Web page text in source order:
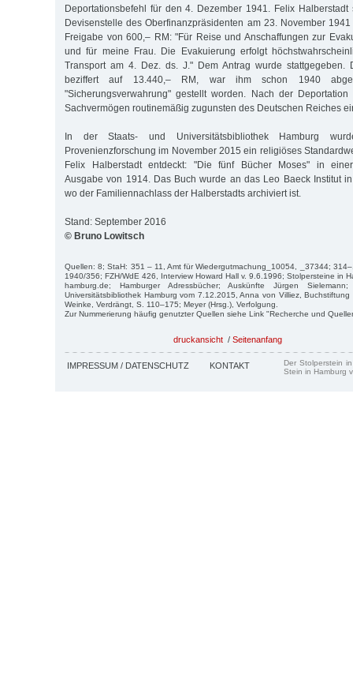
Deportationsbefehl für den 4. Dezember 1941. Felix
Devisenstelle des Oberfinanzpräsidenten am 23. November
Freigabe von 600,– RM: "Für Reise und Anschaffungen zur
und für meine Frau. Die Evakuierung erfolgt
Transport am 4. Dez. ds. J." Dem Antrag wurde stattgegeben.
beziffert auf 13.440,– RM, war ihm schon 1940
"Sicherungsverwahrung" gestellt worden. Nach der
Sachvermögen routinemäßig zugunsten des Deutschen Reiches
In der Staats- und Universitätsbibliothek Hamburg
Provenienzforschung im November 2015 ein religiöses
Felix Halberstadt entdeckt: "Die fünf Bücher Moses" in einer
Ausgabe von 1914. Das Buch wurde an das Leo Baeck Institut
wo der Familiennachlass der Halberstadts archiviert ist.
Stand: September 2016
© Bruno Lowitsch
Quellen: 8; StaH: 351 – 11, Amt für Wiedergutmachung_10054, _37344;
1940/356; FZH/WdE 426, Interview Howard Hall v. 9.6.1996; Stolpersteine in
hamburg.de; Hamburger Adressbücher; Auskünfte Jürgen
Universitätsbibliothek Hamburg vom 7.12.2015, Anna von Villiez,
Weinke, Verdrängt, S. 110–175; Meyer (Hrsg.), Verfolgung.
Zur Nummerierung häufig genutzter Quellen siehe Link "Recherche und
druckansicht / Seitenanfang
IMPRESSUM / DATENSCHUTZ KONTAKT
Der Stolperstein
Stein in Hamburg